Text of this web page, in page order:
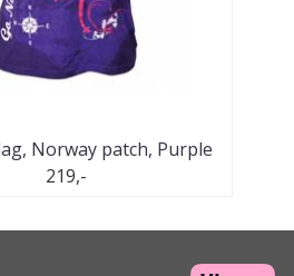
Norway patch, Purple
219,-